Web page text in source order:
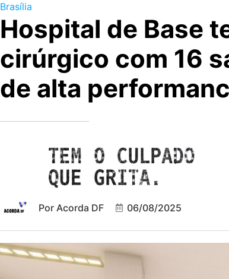
Brasília
Hospital de Base
cirúrgico com 16
de alta
Por Acorda DF 06/08/2025